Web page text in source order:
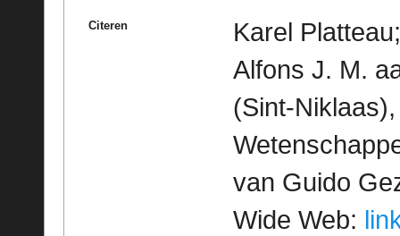
Citeren
Karel
Alfons J. M.
(Sint-
van Guido
Wide Web: